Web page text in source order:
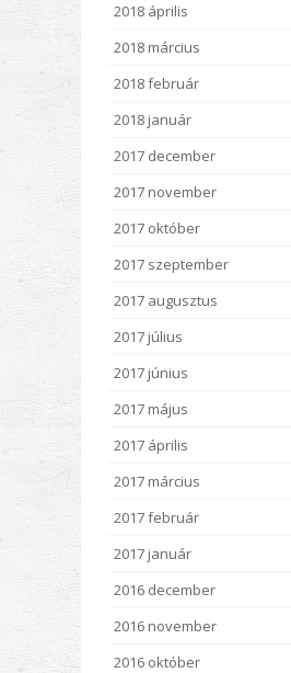
2018 április
2018 március
2018 február
2018 január
2017 december
2017 november
2017 október
2017 szeptember
2017 augusztus
2017 július
2017 június
2017 május
2017 április
2017 március
2017 február
2017 január
2016 december
2016 november
2016 október